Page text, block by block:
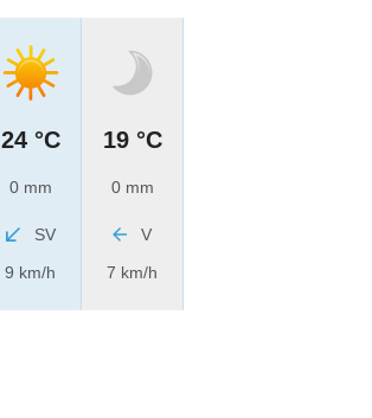
24 °C
0 mm
SV
9 km/h
19 °C
0 mm
V
7 km/h